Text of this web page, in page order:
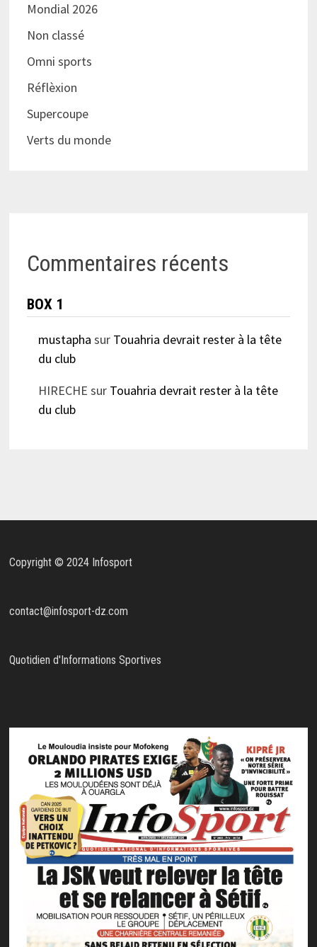
Mondial 2026
Non classé
Omni sports
Réflèxion
Supercoupe
Verts du monde
Commentaires récents
BOX 1
mustapha sur Touahria devrait rester à la tête
du club
HIRECHE sur Touahria devrait rester à la tête
du club
Copyright © 2024 Infosport
contact@infosport-dz.com
Quotidien d'Informations Sportives